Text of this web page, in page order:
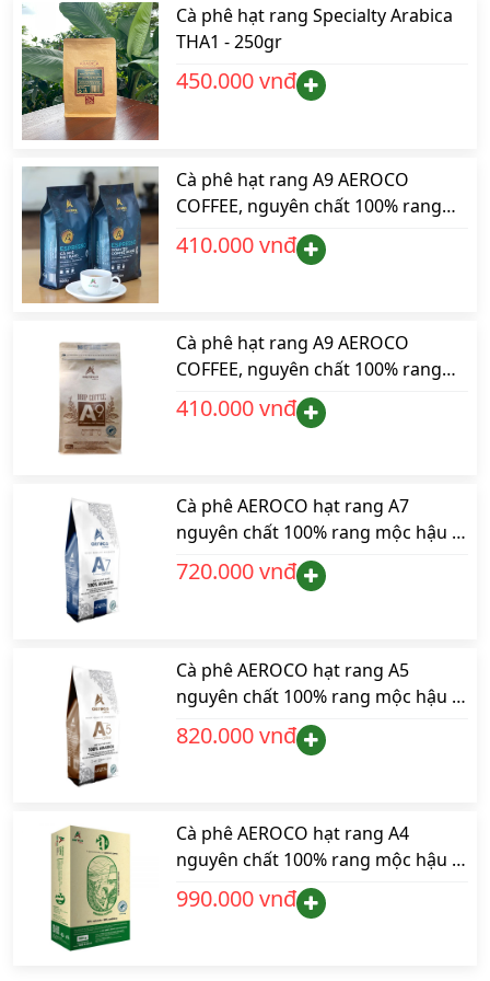
Cà phê hạt rang Specialty Arabica
THA1 - 250gr
450.000 vnđ
Cà phê hạt rang A9 AEROCO
COFFEE, nguyên chất 100% rang
mộc hậu vị ngọt thơm quyến rũ,
gói 500gr pha máy
410.000 vnđ
Cà phê hạt rang A9 AEROCO
COFFEE, nguyên chất 100% rang
mộc hậu vị ngọt thơm quyến rũ,
gói 500gr pha phin
410.000 vnđ
Cà phê AEROCO hạt rang A7
nguyên chất 100% rang mộc hậu vị
ngọt thơm quyến rũ, gói 500gr
phù hợp pha máy và pha phin
720.000 vnđ
Cà phê AEROCO hạt rang A5
nguyên chất 100% rang mộc hậu vị
ngọt thơm quyến rũ, hộp 500gr
phù hợp pha máy và pha phin
820.000 vnđ
Cà phê AEROCO hạt rang A4
nguyên chất 100% rang mộc hậu vị
ngọt thơm quyến rũ, hộp 500gr
pha máy và pha phin
990.000 vnđ